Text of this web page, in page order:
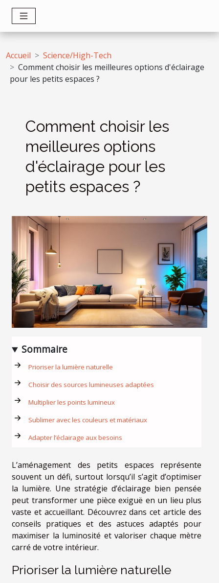
Accueil
Science/High-Tech
Comment choisir les meilleures options d'éclairage
pour les petits espaces ?
Comment choisir les
meilleures options
d'éclairage pour les
petits espaces ?
Sommaire
Prioriser la lumière naturelle
Choisir des sources lumineuses adaptées
Multiplier les points lumineux
Sublimer avec les couleurs et matériaux
Adapter l’éclairage aux besoins
L’aménagement des petits espaces représente
souvent un défi, surtout lorsqu’il s’agit d’optimiser
la lumière. Une stratégie d’éclairage bien pensée
peut transformer une pièce exiguë en un lieu plus
vaste et accueillant. Découvrez dans cet article des
conseils pratiques et des astuces adaptés pour
maximiser la luminosité et valoriser chaque mètre
carré de votre intérieur.
Prioriser la lumière naturelle